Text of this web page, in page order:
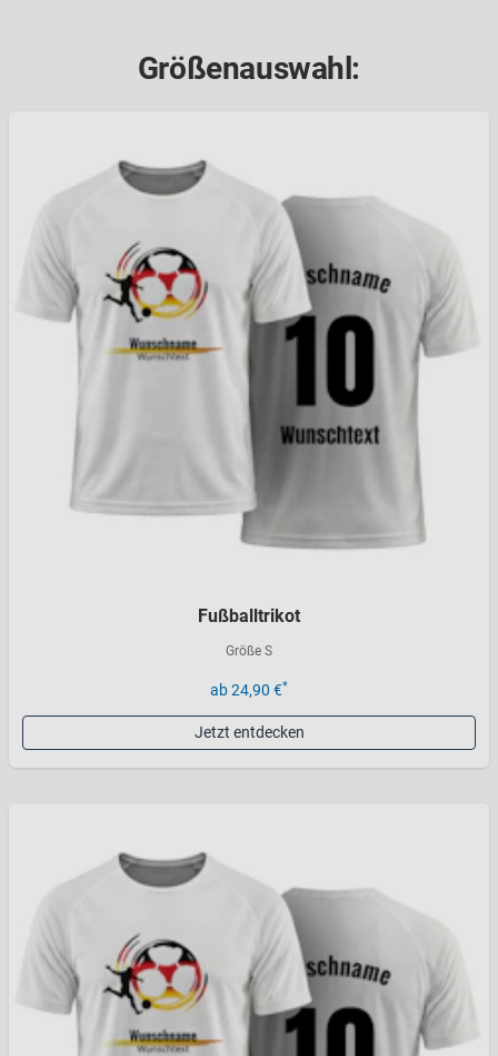
Größenauswahl:
Fußballtrikot
Größe S
ab 24,90 €*
Jetzt entdecken